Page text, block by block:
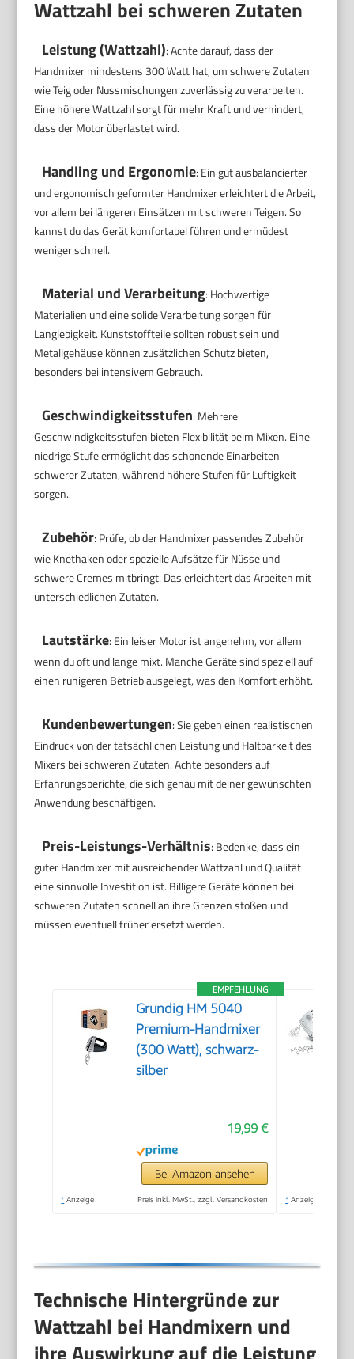
Wattzahl bei schweren Zutaten
Leistung (Wattzahl): Achte darauf, dass der
Handmixer mindestens 300 Watt hat, um schwere Zutaten
wie Teig oder Nussmischungen zuverlässig zu verarbeiten.
Eine höhere Wattzahl sorgt für mehr Kraft und verhindert,
dass der Motor überlastet wird.
Handling und Ergonomie: Ein gut ausbalancierter
und ergonomisch geformter Handmixer erleichtert die Arbeit,
vor allem bei längeren Einsätzen mit schweren Teigen. So
kannst du das Gerät komfortabel führen und ermüdest
weniger schnell.
Material und Verarbeitung: Hochwertige
Materialien und eine solide Verarbeitung sorgen für
Langlebigkeit. Kunststoffteile sollten robust sein und
Metallgehäuse können zusätzlichen Schutz bieten,
besonders bei intensivem Gebrauch.
Geschwindigkeitsstufen: Mehrere
Geschwindigkeitsstufen bieten Flexibilität beim Mixen. Eine
niedrige Stufe ermöglicht das schonende Einarbeiten
schwerer Zutaten, während höhere Stufen für Luftigkeit
sorgen.
Zubehör: Prüfe, ob der Handmixer passendes Zubehör
wie Knethaken oder spezielle Aufsätze für Nüsse und
schwere Cremes mitbringt. Das erleichtert das Arbeiten mit
unterschiedlichen Zutaten.
Lautstärke: Ein leiser Motor ist angenehm, vor allem
wenn du oft und lange mixt. Manche Geräte sind speziell auf
einen ruhigeren Betrieb ausgelegt, was den Komfort erhöht.
Kundenbewertungen: Sie geben einen realistischen
Eindruck von der tatsächlichen Leistung und Haltbarkeit des
Mixers bei schweren Zutaten. Achte besonders auf
Erfahrungsberichte, die sich genau mit deiner gewünschten
Anwendung beschäftigen.
Preis-Leistungs-Verhältnis: Bedenke, dass ein
guter Handmixer mit ausreichender Wattzahl und Qualität
eine sinnvolle Investition ist. Billigere Geräte können bei
schweren Zutaten schnell an ihre Grenzen stoßen und
müssen eventuell früher ersetzt werden.
EMPFEHLUNG
Grundig HM 5040
Premium-Handmixer
(300 Watt), schwarz-
silber
19,99 €
Bei Amazon ansehen
* Anzeige Preis inkl. MwSt., zzgl. Versandkosten * Anzeige
Technische Hintergründe zur
Wattzahl bei Handmixern und